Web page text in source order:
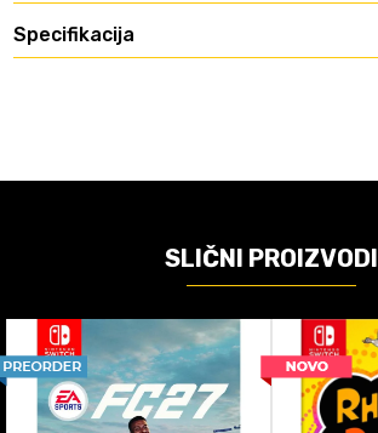
Specifikacija
SLIČNI PROIZVODI